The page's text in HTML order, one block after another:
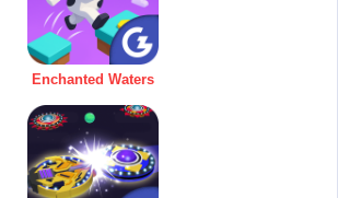
Enchanted Waters